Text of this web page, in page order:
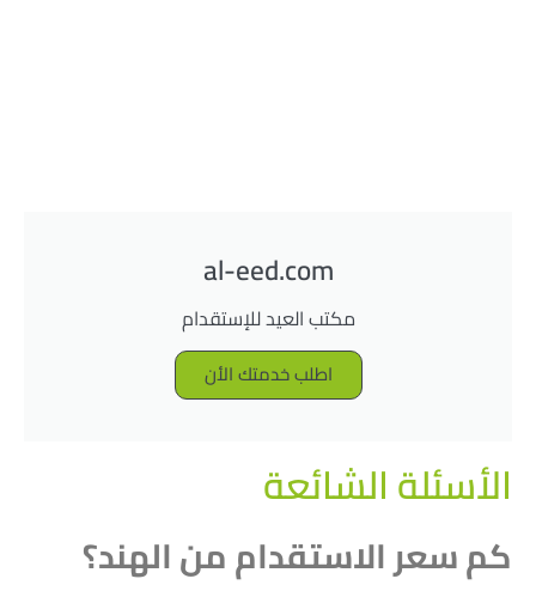
al-eed.com
مكتب العيد للإستقدام
اطلب خدمتك الأن
الأسئلة الشائعة
كم سعر الاستقدام من الهند؟